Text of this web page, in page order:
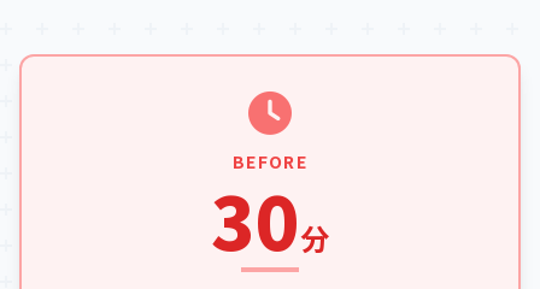
BEFORE
30分